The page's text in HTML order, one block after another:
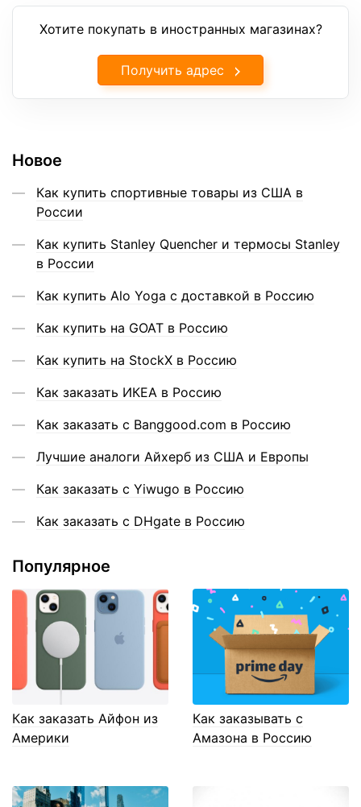
Хотите покупать в иностранных магазинах?
Получить адрес
Новое
Как купить спортивные товары из США в
России
Как купить Stanley Quencher и термосы Stanley
в России
Как купить Alo Yoga с доставкой в Россию
Как купить на GOAT в Россию
Как купить на StockX в Россию
Как заказать ИКЕА в Россию
Как заказать с Banggood.com в Россию
Лучшие аналоги Айхерб из США и Европы
Как заказать с Yiwugo в Россию
Как заказать с DHgate в Россию
Популярное
Как заказать Айфон из
Америки
Как заказывать с
Амазона в Россию